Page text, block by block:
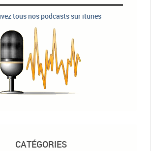
tous nos podcasts sur itunes
CATÉGORIES